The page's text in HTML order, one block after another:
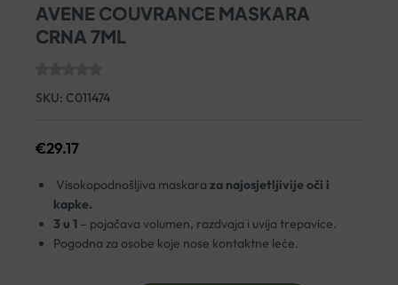
AVENE COUVRANCE MASKARA
CRNA 7ML
SKU: C011474
€29.17
Visokopodnošljiva maskaraza najosjetljivije oči i
kapke.
3 u 1 – pojačava volumen, razdvaja i uvija trepavice.
Pogodna za osobe koje nose kontaktne leće.